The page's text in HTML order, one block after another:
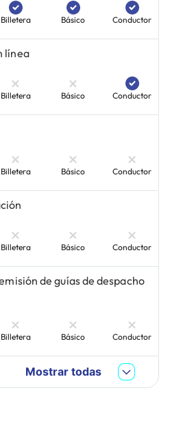
Billetera Básico Conductor
línea
Billetera Básico Conductor
Billetera Básico Conductor
Billetera Básico Conductor
de guías de despacho
Billetera Básico Conductor
Mostrar todas